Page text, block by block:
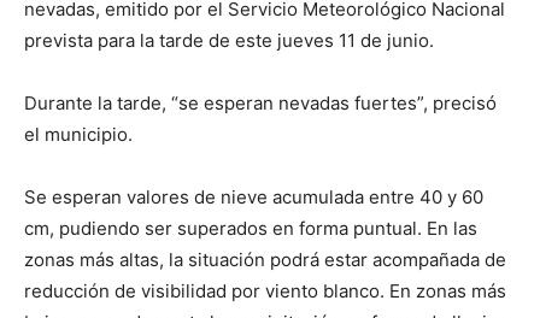
nevadas, emitido por el Servicio Meteorológico Nacional
prevista para la tarde de este jueves 11 de junio.
Durante la tarde, “se esperan nevadas fuertes”, precisó
el municipio.
Se esperan valores de nieve acumulada entre 40 y 60
cm, pudiendo ser superados en forma puntual. En las
zonas más altas, la situación podrá estar acompañada de
reducción de visibilidad por viento blanco. En zonas más